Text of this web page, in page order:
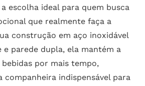
escolha ideal para quem busca
que realmente faça a
construção em aço inoxidável
e parede dupla, ela mantém a
por mais tempo,
indispensável para